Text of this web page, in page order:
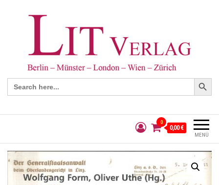
Search
for:
Search Button
MENÜ
0
0,00 €